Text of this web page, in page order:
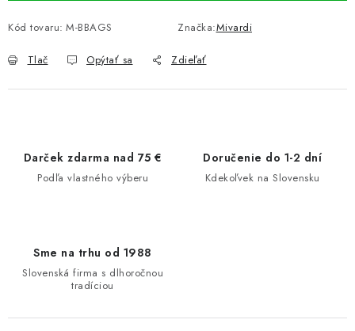
Kód tovaru: M-BBAGS Značka:Mivardi
Tlač Opýtať sa Zdieľať
Darček zdarma nad 75 €
Podľa vlastného výberu
Doručenie do 1-2 dní
Kdekoľvek na Slovensku
Sme na trhu od 1988
Slovenská firma s dlhoročnou
tradíciou